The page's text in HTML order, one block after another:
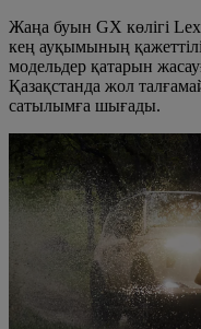
Жаңа буын GX көлігі
кең ауқымының
модельдер қатарын
Қазақстанда жол
сатылымға шығады.